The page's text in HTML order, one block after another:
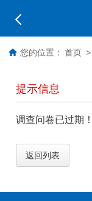
您的位置： 首页 >
提示信息
调查问卷已过期！
返回列表